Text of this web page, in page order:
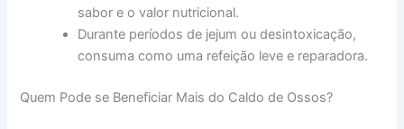
sabor e o valor nutricional.
Durante períodos de jejum ou desintoxicação,
consuma como uma refeição leve e reparadora.
Quem Pode se Beneficiar Mais do Caldo de Ossos?